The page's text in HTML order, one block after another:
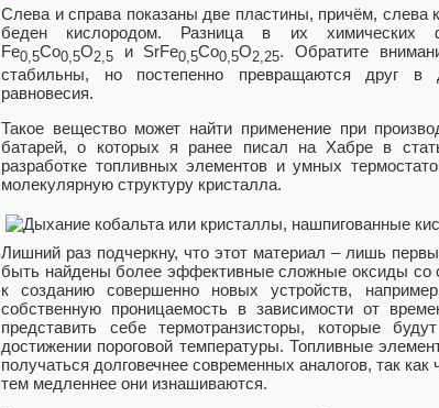
Слева и справа показаны две пластины, причём,
беден кислородом. Разница в их химических
Fe0,5Co0,5O2,5 и SrFe0,5Co0,5O2,25. Обратите
стабильны, но постепенно превращаются друг в
равновесия.
Такое вещество может найти применение при
батарей, о которых я ранее писал на Хабре в
разработке топливных элементов и умных
молекулярную структуру кристалла.
Лишний раз подчеркну, что этот материал – лишь
быть найдены более эффективные сложные оксиды со
к созданию совершенно новых устройств,
собственную проницаемость в зависимости от
представить себе термотранзисторы, которые
достижении пороговой температуры. Топливные
получаться долговечнее современных аналогов, так
тем медленнее они изнашиваются.